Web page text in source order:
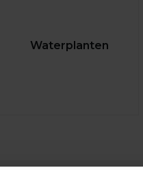
Waterplanten